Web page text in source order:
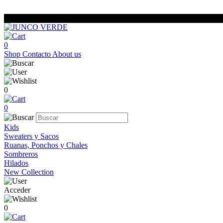
0
Shop Contacto About us
0
0
Kids
Sweaters y Sacos
Ruanas, Ponchos y Chales
Sombreros
Hilados
New Collection
Acceder
0